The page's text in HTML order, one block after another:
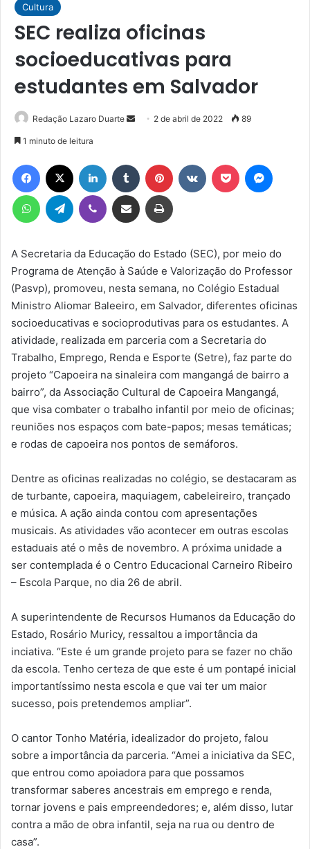
Cultura
SEC realiza oficinas
socioeducativas para
estudantes em Salvador
Redação Lazaro Duarte
Mande
mail
2 de abril de 2022 89
1 minuto de leitura
Facebook Linkedin Tumblr Pinterest Pocket
WhatsAppTelegram Viber Compartilhar via e-mail Imprimir
A Secretaria da Educação do Estado (SEC), por meio do
Programa de Atenção à Saúde e Valorização do Professor
(Pasvp), promoveu, nesta semana, no Colégio Estadual
Ministro Aliomar Baleeiro, em Salvador, diferentes oficinas
socioeducativas e socioprodutivas para os estudantes. A
atividade, realizada em parceria com a Secretaria do
Trabalho, Emprego, Renda e Esporte (Setre), faz parte do
projeto “Capoeira na sinaleira com mangangá de bairro a
bairro”, da Associação Cultural de Capoeira Mangangá,
que visa combater o trabalho infantil por meio de oficinas;
reuniões nos espaços com bate-papos; mesas temáticas;
e rodas de capoeira nos pontos de semáforos.
Dentre as oficinas realizadas no colégio, se destacaram as
de turbante, capoeira, maquiagem, cabeleireiro, trançado
e música. A ação ainda contou com apresentações
musicais. As atividades vão acontecer em outras escolas
estaduais até o mês de novembro. A próxima unidade a
ser contemplada é o Centro Educacional Carneiro Ribeiro
– Escola Parque, no dia 26 de abril.
A superintendente de Recursos Humanos da Educação do
Estado, Rosário Muricy, ressaltou a importância da
inciativa. “Este é um grande projeto para se fazer no chão
da escola. Tenho certeza de que este é um pontapé inicial
importantíssimo nesta escola e que vai ter um maior
sucesso, pois pretendemos ampliar”.
O cantor Tonho Matéria, idealizador do projeto, falou
sobre a importância da parceria. “Amei a iniciativa da SEC,
que entrou como apoiadora para que possamos
transformar saberes ancestrais em emprego e renda,
tornar jovens e pais empreendedores; e, além disso, lutar
contra a mão de obra infantil, seja na rua ou dentro de
casa”.